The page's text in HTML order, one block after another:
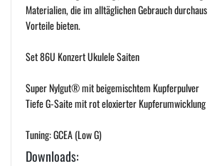
Materialien, die im alltäglichen Gebrauch durchaus
Vorteile bieten.
Set 86U Konzert Ukulele Saiten
Super Nylgut® mit beigemischtem Kupferpulver
Tiefe G-Saite mit rot eloxierter Kupferumwicklung
Tuning: GCEA (Low G)
Downloads: